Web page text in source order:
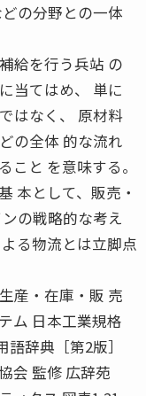
の分野との一体
給を行う兵站 の
当てはめ、 単に
はなく、 原材料
の全体 的な流れ
こと を意味する。
本として、販売・
の戦略的な考え
る物流とは立脚点
産・在庫・販 売
ム 日本工業規格
語辞典［第2版］
会 監修 広辞苑